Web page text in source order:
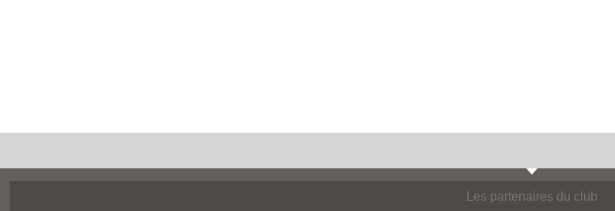
Les partenaires du club